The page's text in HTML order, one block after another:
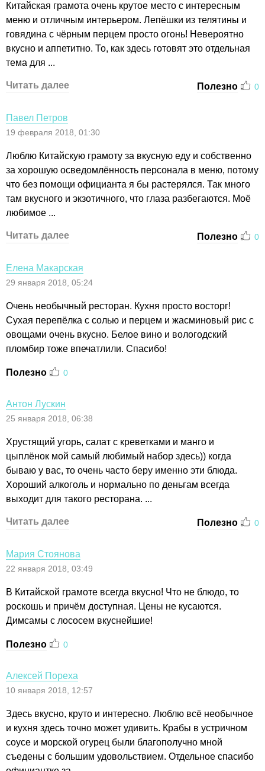
Китайская грамота очень крутое место с интересным
меню и отличным интерьером. Лепёшки из телятины и
говядина с чёрным перцем просто огонь! Невероятно
вкусно и аппетитно. То, как здесь готовят это отдельная
тема для ...
Читать далее Полезно 0
Павел Петров
19 февраля 2018, 01:30
Люблю Китайскую грамоту за вкусную еду и собственно
за хорошую осведомлённость персонала в меню, потому
что без помощи официанта я бы растерялся. Так много
там вкусного и экзотичного, что глаза разбегаются. Моё
любимое ...
Читать далее Полезно 0
Елена Макарская
29 января 2018, 05:24
Очень необычный ресторан. Кухня просто восторг!
Сухая перепёлка с солью и перцем и жасминовый рис с
овощами очень вкусно. Белое вино и вологодский
пломбир тоже впечатлили. Спасибо!
Полезно 0
Антон Лускин
25 января 2018, 06:38
Хрустящий угорь, салат с креветками и манго и
цыплёнок мой самый любимый набор здесь)) когда
бываю у вас, то очень часто беру именно эти блюда.
Хороший алкоголь и нормально по деньгам всегда
выходит для такого ресторана. ...
Читать далее Полезно 0
Мария Стоянова
22 января 2018, 03:49
В Китайской грамоте всегда вкусно! Что не блюдо, то
роскошь и причём доступная. Цены не кусаются.
Димсамы с лососем вкуснейшие!
Полезно 0
Алексей Пореха
10 января 2018, 12:57
Здесь вкусно, круто и интересно. Люблю всё необычное
и кухня здесь точно может удивить. Крабы в устричном
соусе и морской огурец были благополучно мной
съедены с большим удовольствием. Отдельное спасибо